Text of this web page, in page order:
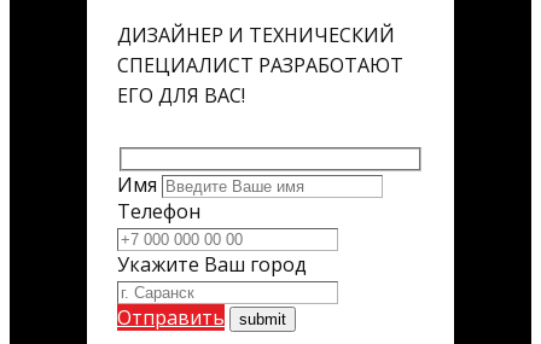
ДИЗАЙНЕР И ТЕХНИЧЕСКИЙ
СПЕЦИАЛИСТ РАЗРАБОТАЮТ
ЕГО ДЛЯ ВАС!
Имя
Телефон
Укажите Ваш город
Отправить